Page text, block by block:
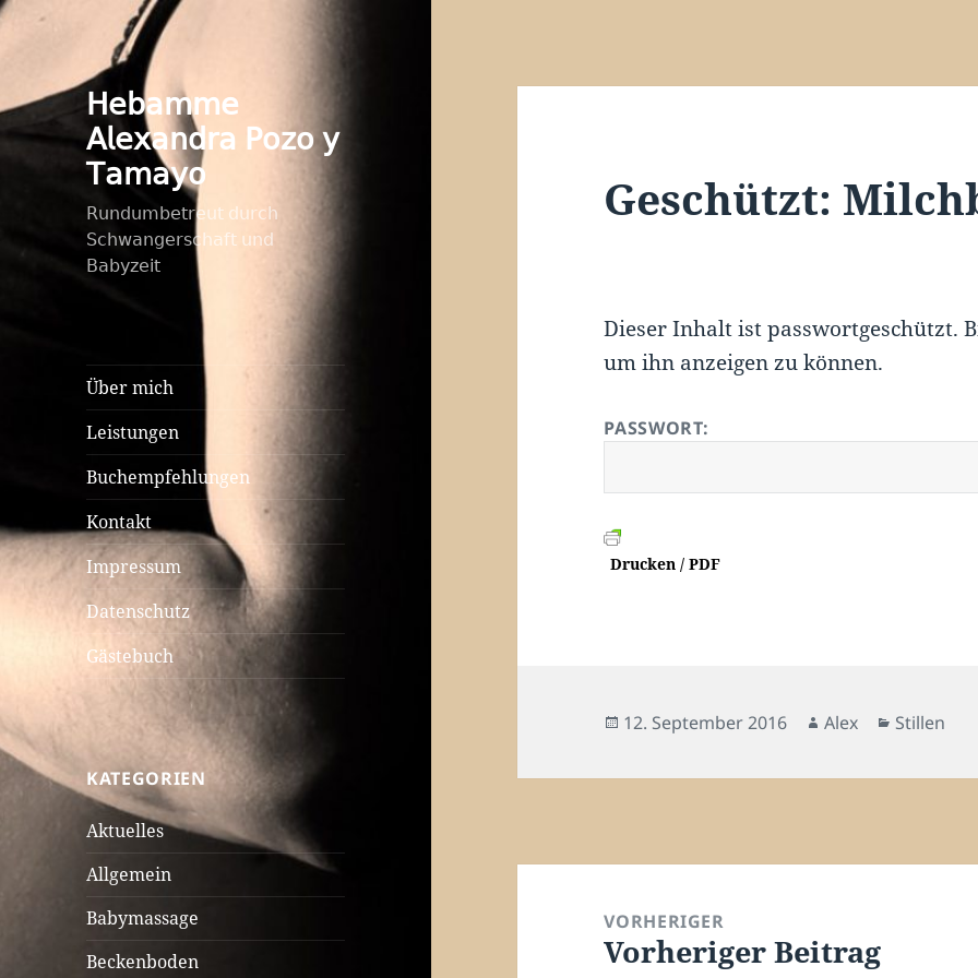
𝖧𝖾𝖻𝖺𝗆𝗆𝖾
𝖠𝗅𝖾𝗑𝖺𝗇𝖽𝗋𝖺 𝖯𝗈𝗓𝗈 𝗒
𝖳𝖺𝗆𝖺𝗒𝗈
𝖱𝗎𝗇𝖽𝗎𝗆𝖻𝖾𝗍𝗋𝖾𝗎𝗍 𝖽𝗎𝗋𝖼𝗁
𝖲𝖼𝗁𝗐𝖺𝗇𝗀𝖾𝗋𝗌𝖼𝗁𝖺𝖿𝗍 𝗎𝗇𝖽
𝖡𝖺𝖻𝗒𝗓𝖾𝗂𝗍
Über mich
Leistungen
Buchempfehlungen
Kontakt
Impressum
Datenschutz
Gästebuch
KATEGORIEN
Aktuelles
Allgemein
Babymassage
Beckenboden
Geschützt:
Dieser Inhalt ist passwortgeschützt.
um ihn anzeigen zu können.
PASSWORT:
Drucken / PDF
Veröffentlicht
12. September 2016 Autor
Alex Kategorien
Stillen
VORHERIGER
Vorheriger
Vorheriger Beitrag